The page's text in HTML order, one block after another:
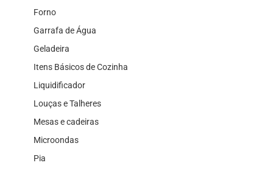
Forno
Garrafa de Água
Geladeira
Itens Básicos de Cozinha
Liquidificador
Louças e Talheres
Mesas e cadeiras
Microondas
Pia